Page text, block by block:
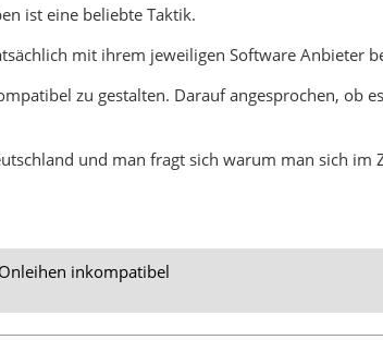
ist eine beliebte Taktik.
mit ihrem jeweiligen Software Anbieter
zu gestalten. Darauf angesprochen, ob
und man fragt sich warum man sich im
inkompatibel